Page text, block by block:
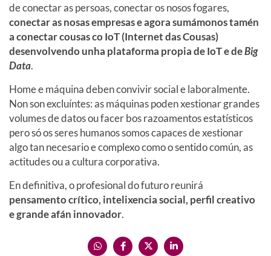
de conectar as persoas, conectar os nosos fogares,
conectar as nosas empresas e agora sumámonos tamén
a conectar cousas co IoT (Internet das Cousas)
desenvolvendo unha plataforma propia de IoT e deBig
Data.
Home e máquina deben convivir social e laboralmente.
Non son excluíntes: as máquinas poden xestionar grandes
volumes de datos ou facer bos razoamentos estatísticos
pero só os seres humanos somos capaces de xestionar
algo tan necesario e complexo como o sentido común, as
actitudes ou a cultura corporativa.
En definitiva, o profesional do futuro reunirá
pensamento crítico, intelixencia social, perfil creativo
e grande afán innovador.